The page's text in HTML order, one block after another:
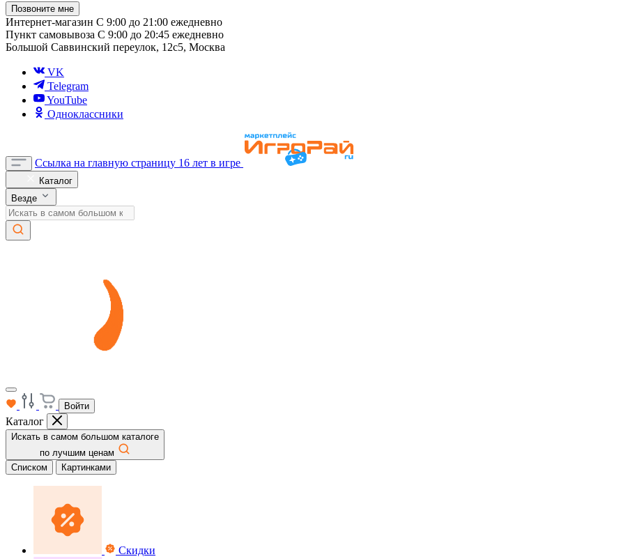
Позвоните мне
Интернет-магазин С 9:00 до 21:00 ежедневно
Пункт самовывоза С 9:00 до 20:45 ежедневно
Большой Саввинский переулок, 12с5, Москва
VK
Telegram
YouTube
Одноклассники
Ссылка на главную страницу 16 лет в игре
Каталог
Везде
Войти
Каталог
Искать в самом большом каталоге
по лучшим ценам
Списком
Картинками
Скидки